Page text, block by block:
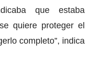
que estaba
quiere proteger el
completo”, indica